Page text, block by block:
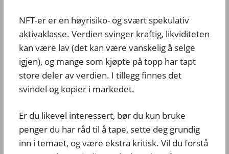
NFT-er er en høyrisiko- og svært spekulativ
aktivaklasse. Verdien svinger kraftig, likviditeten
kan være lav (det kan være vanskelig å selge
igjen), og mange som kjøpte på topp har tapt
store deler av verdien. I tillegg finnes det
svindel og kopier i markedet.
Er du likevel interessert, bør du kun bruke
penger du har råd til å tape, sette deg grundig
inn i temaet, og være ekstra kritisk. Vil du forstå